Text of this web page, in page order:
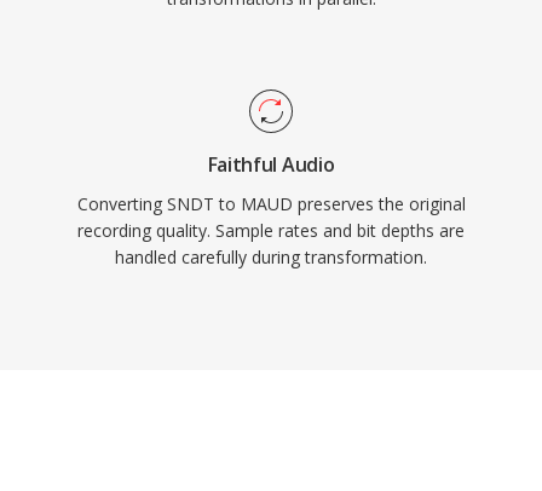
Faithful Audio
Converting SNDT to MAUD preserves the original
recording quality. Sample rates and bit depths are
handled carefully during transformation.